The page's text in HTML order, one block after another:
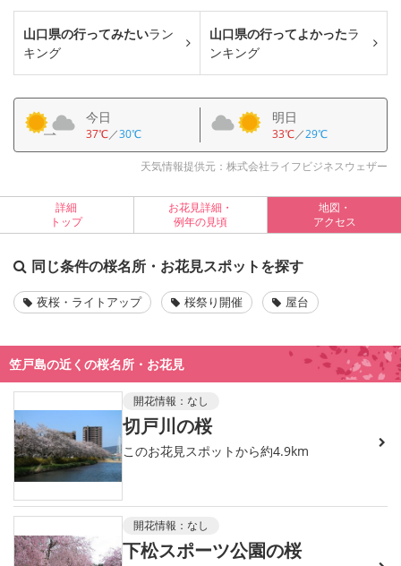
山口県の行ってみたいラン
キング
山口県の行ってよかったラ
ンキング
今日
37℃／30℃
明日
33℃／29℃
天気情報提供元：株式会社ライフビジネスウェザー
詳細
トップ
お花見詳細・
例年の見頃
地図・
アクセス
同じ条件の桜名所・お花見スポットを探す
夜桜・ライトアップ 桜祭り開催 屋台
笠戸島の近くの桜名所・お花見
開花情報： なし
切戸川の桜
このお花見スポットから約4.9km
開花情報： なし
下松スポーツ公園の桜